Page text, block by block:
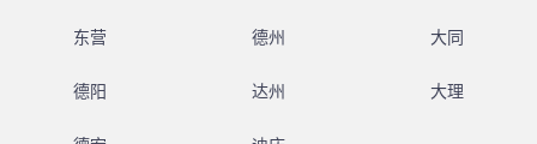
东营 德州 大同
德阳 达州 大理